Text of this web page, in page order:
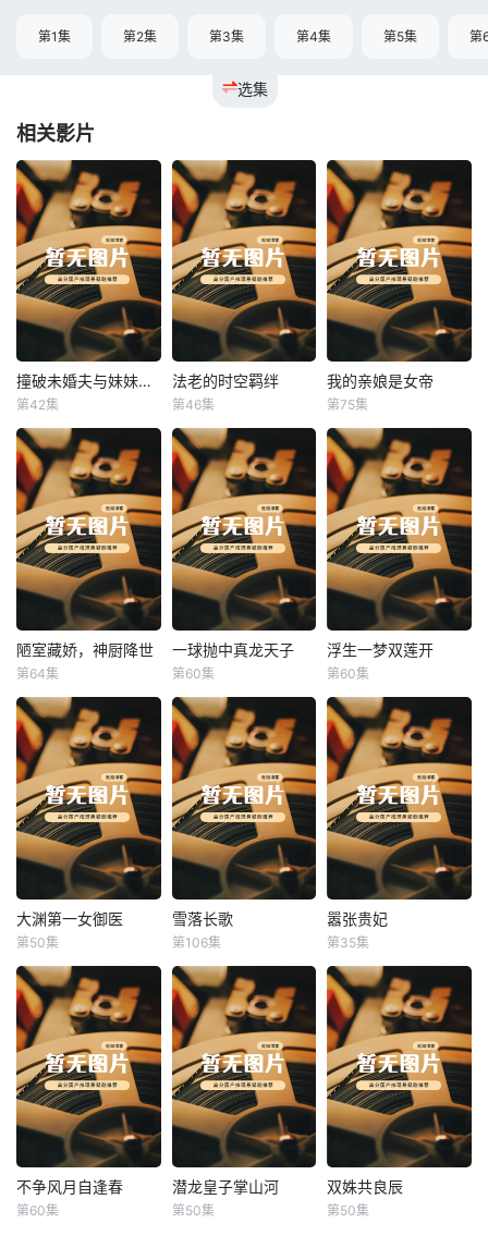
选集
第1集 第2集 第3集 第4集 第5集 第
相关影片
撞破未婚夫与妹妹打野战 撞破未婚夫与妹妹打野战
第42集
法老的时空羁绊
法老的时空羁绊
第46集
我的亲娘是女帝
我的亲娘是女帝
第75集
陋室藏娇，神厨降世
陋室藏娇，神厨降世
第64集
一球抛中真龙天子
一球抛中真龙天子
第60集
浮生一梦双莲开
浮生一梦双莲开
第60集
大渊第一女御医
大渊第一女御医
第50集
雪落长歌
雪落长歌
第106集
嚣张贵妃
嚣张贵妃
第35集
不争风月自逢春
不争风月自逢春
第60集
潜龙皇子掌山河
潜龙皇子掌山河
第50集
双姝共良辰
双姝共良辰
第50集